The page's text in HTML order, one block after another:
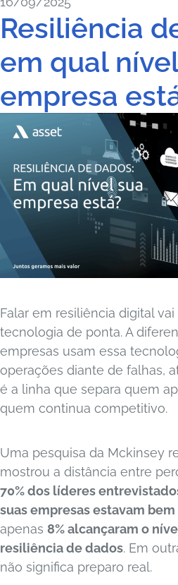
Resiliência
em qual
empresa
Falar em resiliência digital
tecnologia de ponta. A
empresas usam essa
operações diante de falhas,
é a linha que separa quem
quem continua competitivo.
Uma pesquisa da Mckinsey
mostrou a distância entre
70% dos líderes
suas empresas estavam
apenas 8% alcançaram o
resiliência de dados. Em
não significa preparo real.